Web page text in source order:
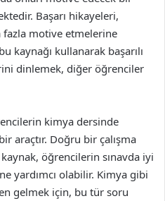
Başarı hikayeleri,
motive etmelerine
kaynağı kullanarak başarılı
dinlemek, diğer öğrenciler
kimya dersinde
araçtır. Doğru bir çalışma
öğrencilerin sınavda iyi
yardımcı olabilir. Kimya gibi
gelmek için, bu tür soru